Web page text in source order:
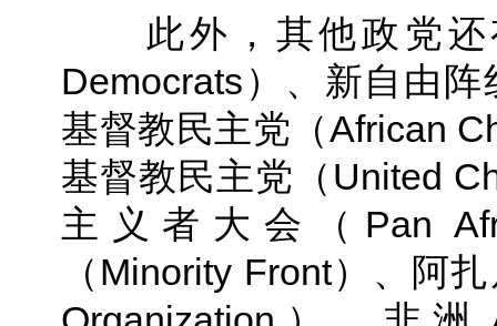
此外，其他政党还
Democrats）、新自由
基督教民主党（African
基督教民主党（United
主义者大会（Pan
（Minority Front）、阿